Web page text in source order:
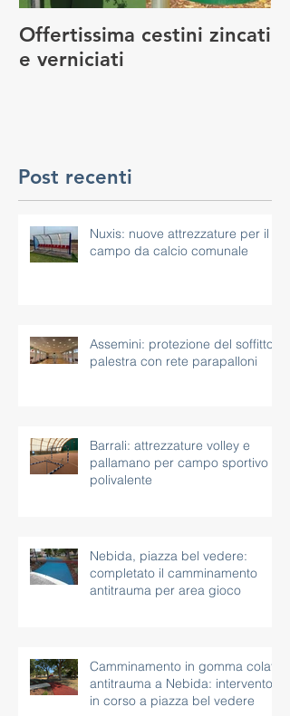
Offertissima cestini zincati
e verniciati
Post recenti
Nuxis: nuove attrezzature per il
campo da calcio comunale
Assemini: protezione del soffitto
palestra con rete parapalloni
Barrali: attrezzature volley e
pallamano per campo sportivo
polivalente
Nebida, piazza bel vedere:
completato il camminamento
antitrauma per area gioco
Camminamento in gomma colata
antitrauma a Nebida: intervento
in corso a piazza bel vedere